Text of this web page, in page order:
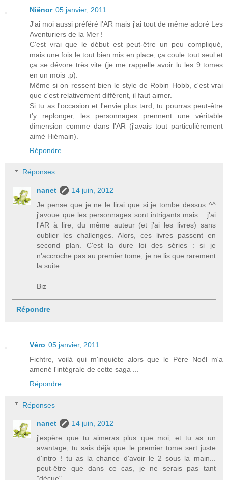
Niënor 05 janvier, 2011
J'ai moi aussi préféré l'AR mais j'ai tout de même adoré Les
Aventuriers de la Mer !
C'est vrai que le début est peut-être un peu compliqué,
mais une fois le tout bien mis en place, ça coule tout seul et
ça se dévore très vite (je me rappelle avoir lu les 9 tomes
en un mois :p).
Même si on ressent bien le style de Robin Hobb, c'est vrai
que c'est relativement différent, il faut aimer.
Si tu as l'occasion et l'envie plus tard, tu pourras peut-être
t'y replonger, les personnages prennent une véritable
dimension comme dans l'AR (j'avais tout particulièrement
aimé Hiémain).
Répondre
Réponses
nanet
14 juin, 2012
Je pense que je ne le lirai que si je tombe dessus ^^
j'avoue que les personnages sont intrigants mais... j'ai
l'AR à lire, du même auteur (et j'ai les livres) sans
oublier les challenges. Alors, ces livres passent en
second plan. C'est la dure loi des séries : si je
n'accroche pas au premier tome, je ne lis que rarement
la suite.
Biz
Répondre
Véro 05 janvier, 2011
Fichtre, voilà qui m'inquiète alors que le Père Noël m'a
amené l'intégrale de cette saga ...
Répondre
Réponses
nanet
14 juin, 2012
j'espère que tu aimeras plus que moi, et tu as un
avantage, tu sais déjà que le premier tome sert juste
d'intro ! tu as la chance d'avoir le 2 sous la main...
peut-être que dans ce cas, je ne serais pas tant
"déçue"